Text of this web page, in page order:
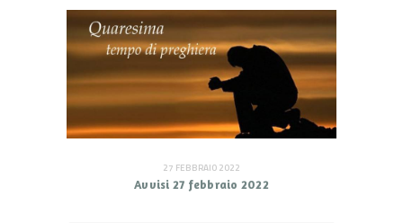
27 FEBBRAIO 2022
Avvisi 27 febbraio 2022